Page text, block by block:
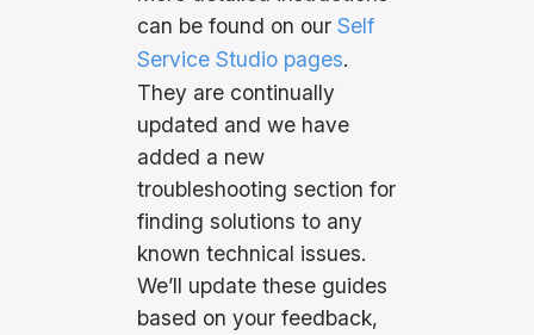
can be found on ourSelf
Service Studio pages.
They are continually
updated and we have
added a new
troubleshooting section for
finding solutions to any
known technical issues.
We’ll update these guides
based on your feedback,